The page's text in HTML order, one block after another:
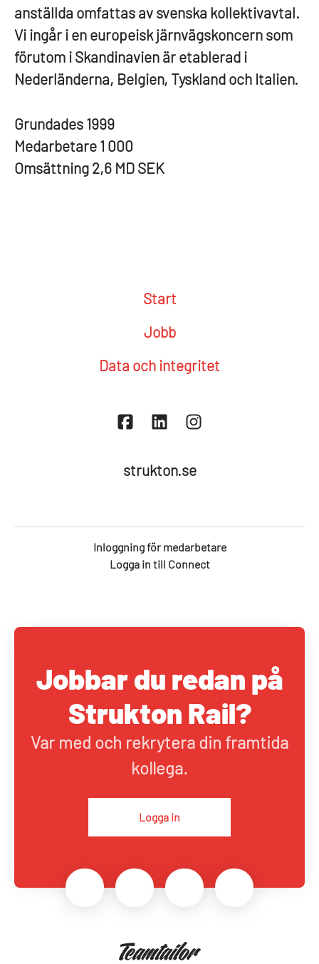
anställda omfattas av svenska kollektivavtal.
Vi ingår i en europeisk järnvägskoncern som
förutom i Skandinavien är etablerad i
Nederländerna, Belgien, Tyskland och Italien.
Grundades 1999
Medarbetare 1 000
Omsättning 2,6 MD SEK
Start
Jobb
Data och integritet
strukton.se
Inloggning för medarbetare
Logga in till Connect
Jobbar du redan på
Strukton Rail?
Var med och rekrytera din framtida
kollega.
Logga in